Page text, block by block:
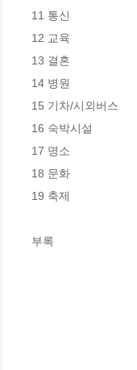
11 통신
12 교육
13 결혼
14 병원
15 기차/시외버스
16 숙박시설
17 명소
18 문화
19 축제
부록